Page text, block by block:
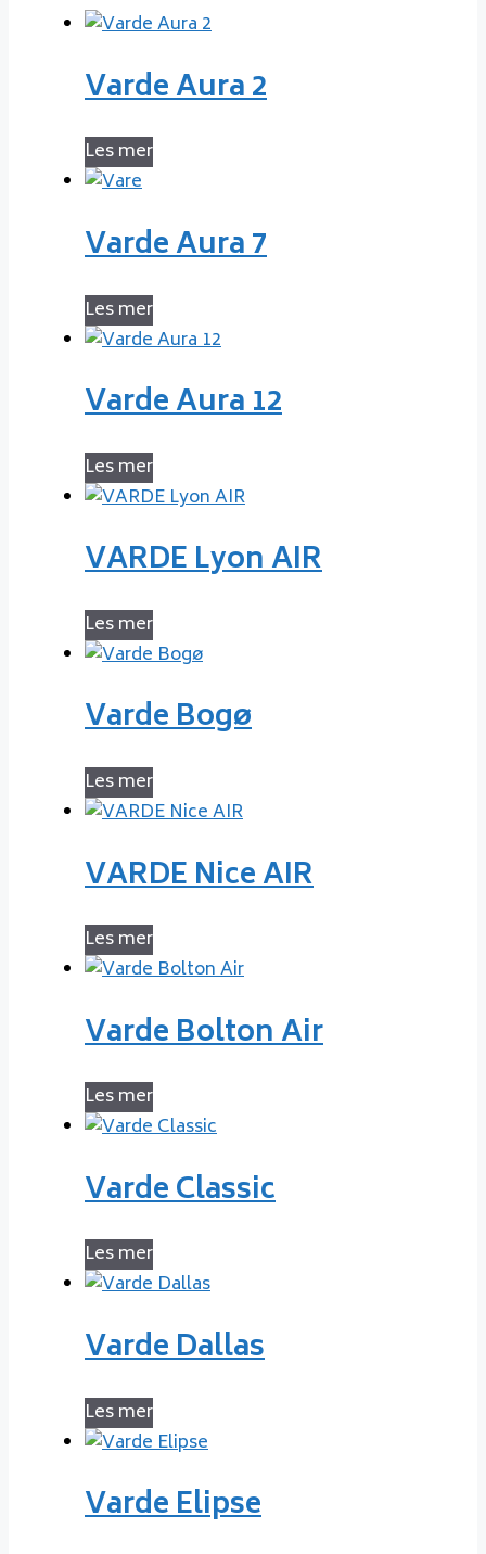
Varde Aura 2
Les mer
Varde Aura 7
Les mer
Varde Aura 12
Les mer
VARDE Lyon AIR
Les mer
Varde Bogø
Les mer
VARDE Nice AIR
Les mer
Varde Bolton Air
Les mer
Varde Classic
Les mer
Varde Dallas
Les mer
Varde Elipse